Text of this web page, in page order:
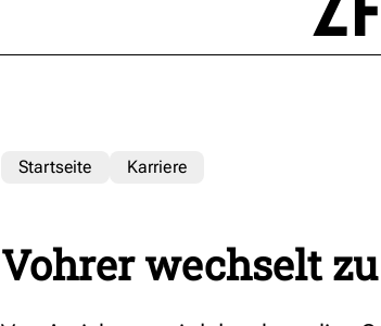
Startseite Karriere
Vohrer wechselt